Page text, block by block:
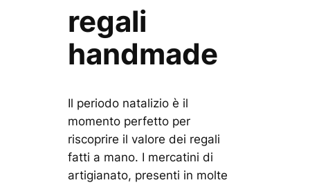
regali
handmade
Il periodo natalizio è il
momento perfetto per
riscoprire il valore dei regali
fatti a mano. I mercatini di
artigianato, presenti in molte